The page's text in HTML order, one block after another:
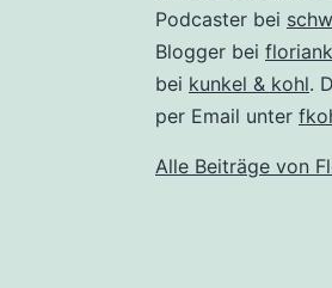
Podcaster bei
Blogger bei
bei kunkel & kohl.
per Email unter
Alle Beiträge von